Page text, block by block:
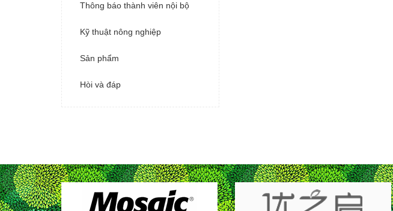
Thông báo thành viên nội bộ
Kỹ thuật nông nghiệp
Sản phẩm
Hòi và đáp